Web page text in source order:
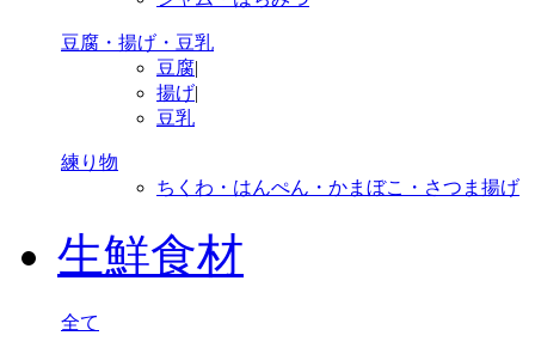
豆腐・揚げ・豆乳
豆腐|
揚げ|
豆乳
練り物
ちくわ・はんぺん・かまぼこ・さつま揚げ
生鮮食材
全て